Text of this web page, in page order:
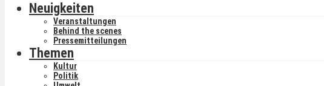
Neuigkeiten
Veranstaltungen
Behind the scenes
Pressemitteilungen
Themen
Kultur
Politik